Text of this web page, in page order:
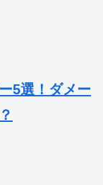
5選！ダメー